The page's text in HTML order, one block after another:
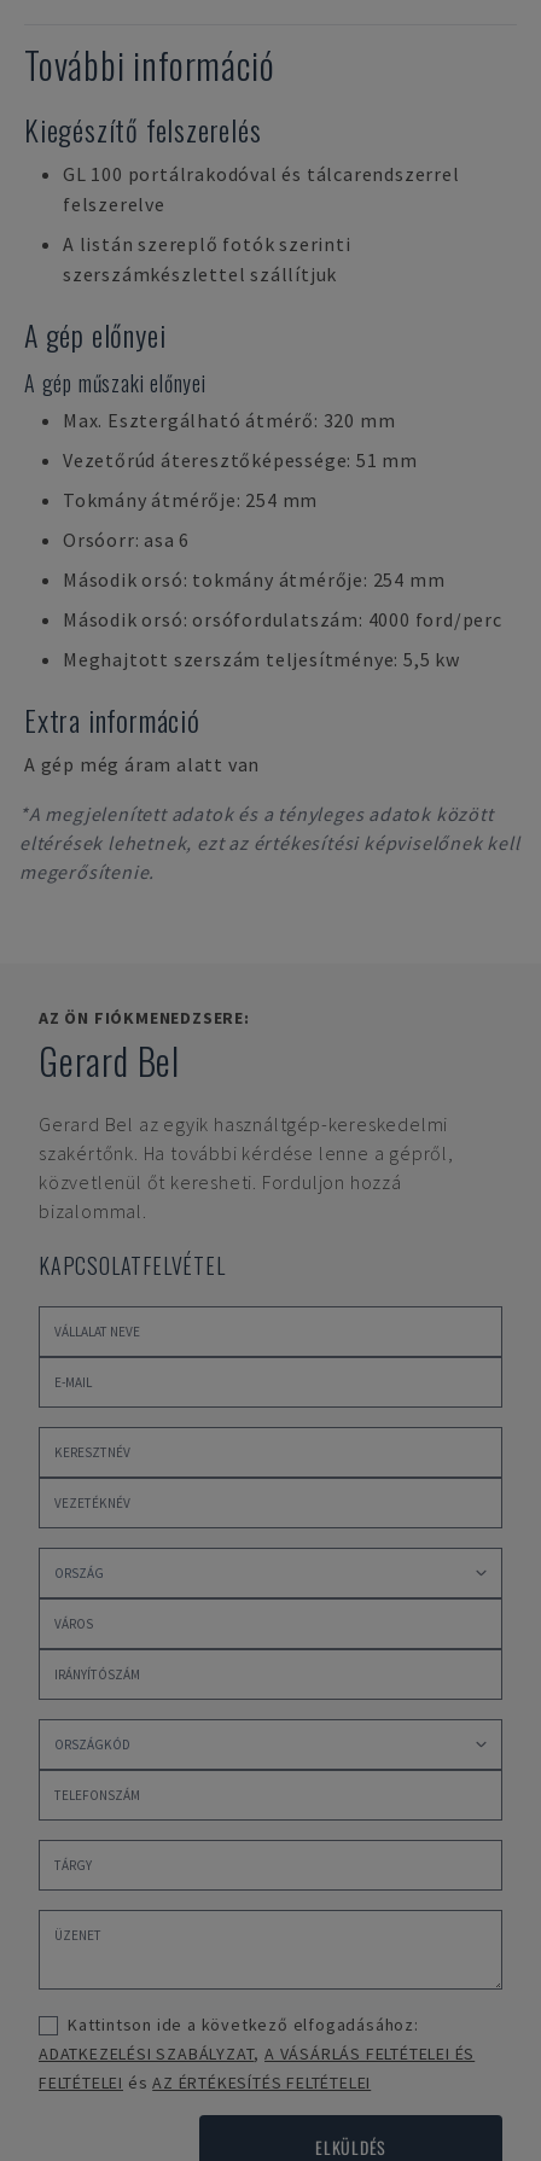
További információ
Kiegészítő felszerelés
GL 100 portálrakodóval és tálcarendszerrel
felszerelve
A listán szereplő fotók szerinti
szerszámkészlettel szállítjuk
A gép előnyei
A gép műszaki előnyei
Max. Esztergálható átmérő: 320 mm
Vezetőrúd áteresztőképessége: 51 mm
Tokmány átmérője: 254 mm
Orsóorr: asa 6
Második orsó: tokmány átmérője: 254 mm
Második orsó: orsófordulatszám: 4000 ford/perc
Meghajtott szerszám teljesítménye: 5,5 kw
Extra információ
A gép még áram alatt van
*A megjelenített adatok és a tényleges adatok között
eltérések lehetnek, ezt az értékesítési képviselőnek kell
megerősítenie.
AZ ÖN FIÓKMENEDZSERE:
Gerard Bel
Gerard Bel az egyik használtgép-kereskedelmi
szakértőnk. Ha további kérdése lenne a gépről,
közvetlenül őt keresheti. Forduljon hozzá
bizalommal.
KAPCSOLATFELVÉTEL
Kattintson ide a következő elfogadásához:
ADATKEZELÉSI SZABÁLYZAT,A VÁSÁRLÁS FELTÉTELEI ÉS
FELTÉTELEI ésAZ ÉRTÉKESÍTÉS FELTÉTELEI
ELKÜLDÉS